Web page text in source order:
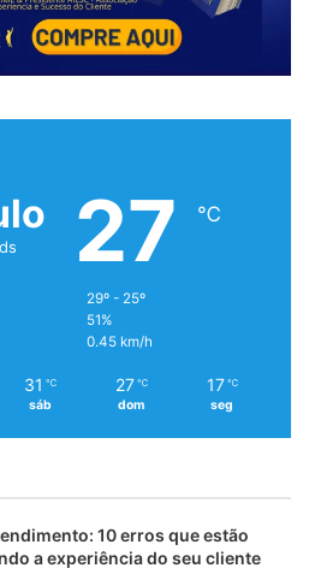
27 ℃
29º - 25º
51%
0.45 km/h
31 ℃
sáb
27 ℃
dom
17 ℃
seg
10 erros que estão
a experiência do seu cliente